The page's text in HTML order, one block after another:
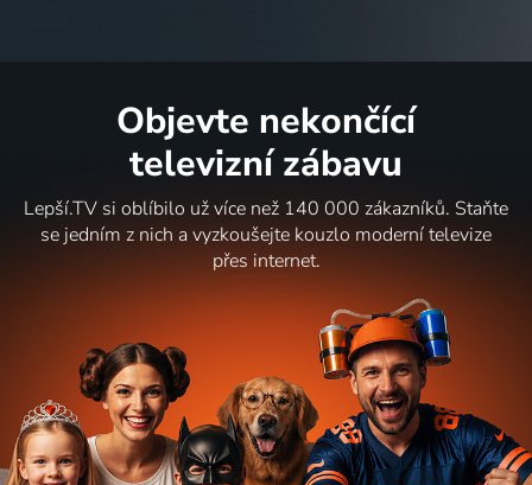
Objevte nekončící
televizní zábavu
Lepší.TV si oblíbilo už více než 140 000 zákazníků. Staňte
se jedním z nich a vyzkoušejte kouzlo moderní televize
přes internet.